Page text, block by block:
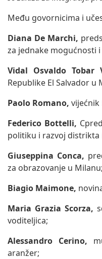
Među govornicima i
Diana De Marchi,
za jednake mogućnosti
Vidal Osvaldo Tobar
Republike El Salvador u
Paolo Romano, vijećnik
Federico Bottelli,
politiku i razvoj distrikta
Giuseppina Conca,
za obrazovanje u Milanu;
Biagio Maimone,
Maria Grazia Scorza,
voditeljica;
Alessandro Cerino,
aranžer;